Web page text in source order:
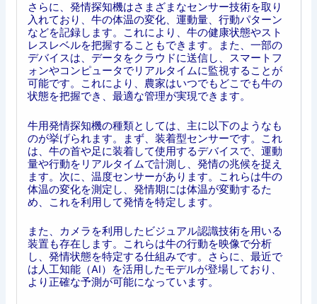
さらに、発情探知機はさまざまなセンサー技術を取り
入れており、牛の体温の変化、運動量、行動パターン
などを記録します。これにより、牛の健康状態やスト
レスレベルを把握することもできます。また、一部の
デバイスは、データをクラウドに送信し、スマートフ
ォンやコンピュータでリアルタイムに監視することが
可能です。これにより、農家はいつでもどこでも牛の
状態を把握でき、最適な管理が実現できます。
牛用発情探知機の種類としては、主に以下のようなも
のが挙げられます。まず、装着型センサーです。これ
は、牛の首や足に装着して使用するデバイスで、運動
量や行動をリアルタイムで計測し、発情の兆候を捉え
ます。次に、温度センサーがあります。これらは牛の
体温の変化を測定し、発情期には体温が変動するた
め、これを利用して発情を特定します。
また、カメラを利用したビジュアル認識技術を用いる
装置も存在します。これらは牛の行動を映像で分析
し、発情状態を特定する仕組みです。さらに、最近で
は人工知能（AI）を活用したモデルが登場しており、
より正確な予測が可能になっています。